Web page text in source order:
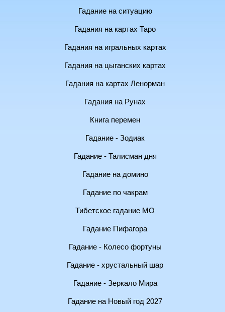
Гадание на ситуацию
Гадания на картах Таро
Гадания на игральных картах
Гадания на цыганских картах
Гадания на картах Ленорман
Гадания на Рунах
Книга перемен
Гадание - Зодиак
Гадание - Талисман дня
Гадание на домино
Гадание по чакрам
Тибетское гадание МО
Гадание Пифагора
Гадание - Колесо фортуны
Гадание - хрустальный шар
Гадание - Зеркало Мира
Гадание на Новый год 2027